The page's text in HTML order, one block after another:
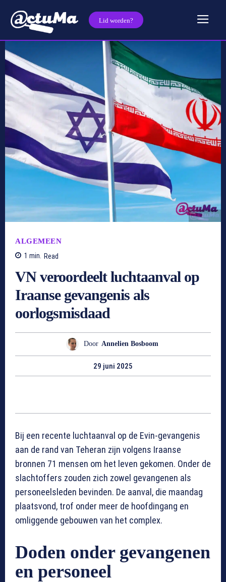
Lid worden?
ALGEMEEN
1 min. Read
VN veroordeelt luchtaanval op
Iraanse gevangenis als
oorlogsmisdaad
Door Annelien Bosboom
29 juni 2025
Bij een recente luchtaanval op de Evin-gevangenis
aan de rand van Teheran zijn volgens Iraanse
bronnen 71 mensen om het leven gekomen. Onder de
slachtoffers zouden zich zowel gevangenen als
personeelsleden bevinden. De aanval, die maandag
plaatsvond, trof onder meer de hoofdingang en
omliggende gebouwen van het complex.
Doden onder gevangenen
en personeel